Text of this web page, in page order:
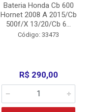
Bateria Honda Cb 600
Hornet 2008 A 2015/Cb
500f/X 13/20/Cb 6...
Código: 33473
R$ 290,00